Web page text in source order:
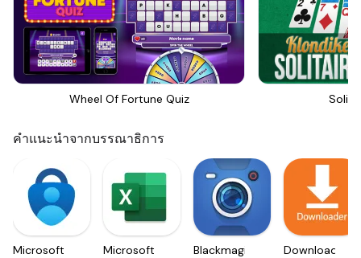
Wheel Of Fortune Quiz
คำแนะนำจากบรรณาธิการ
Microsoft
Microsoft
Blackmagic
Downloader